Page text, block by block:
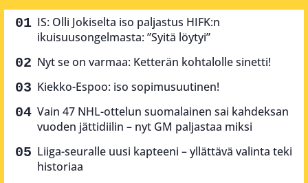
IS: Olli Jokiselta iso paljastus HIFK:n
ikuisuusongelmasta: ”Syitä löytyi”
Nyt se on varmaa: Ketterän kohtalolle sinetti!
Kiekko-Espoo: iso sopimusuutinen!
Vain 47 NHL-ottelun suomalainen sai kahdeksan
vuoden jättidiilin – nyt GM paljastaa miksi
Liiga-seuralle uusi kapteeni – yllättävä valinta teki
historiaa